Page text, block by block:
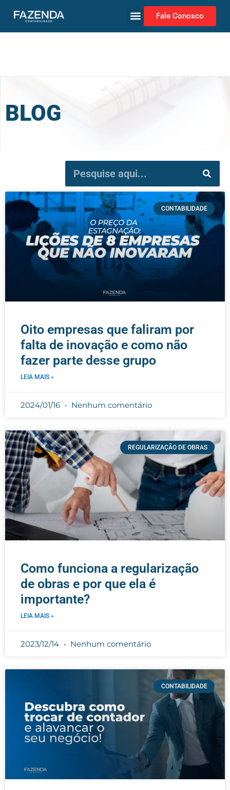
Fale Conosco
BLOG
CONTABILIDADE
Oito empresas que faliram por
falta de inovação e como não
fazer parte desse grupo
LEIA MAIS »
2024/01/16 Nenhum comentário
REGULARIZAÇÃO DE OBRAS
Como funciona a regularização
de obras e por que ela é
importante?
LEIA MAIS »
2023/12/14 Nenhum comentário
CONTABILIDADE